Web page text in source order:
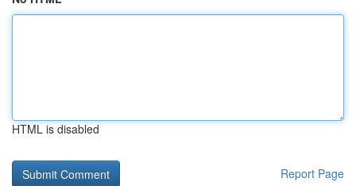
HTML is disabled
Report Page